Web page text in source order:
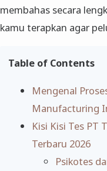
membahas secara
kamu terapkan agar
Table of Contents
Mengenal
Manufacturing
Kisi Kisi Tes
Terbaru 2026
Psikotes